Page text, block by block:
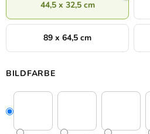
44,5 x 32,5 cm
89 x 64,5 cm
BILDFARBE